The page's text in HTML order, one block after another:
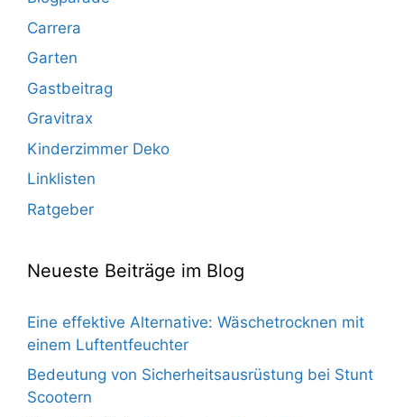
Carrera
Garten
Gastbeitrag
Gravitrax
Kinderzimmer Deko
Linklisten
Ratgeber
Neueste Beiträge im Blog
Eine effektive Alternative: Wäschetrocknen mit
einem Luftentfeuchter
Bedeutung von Sicherheitsausrüstung bei Stunt
Scootern